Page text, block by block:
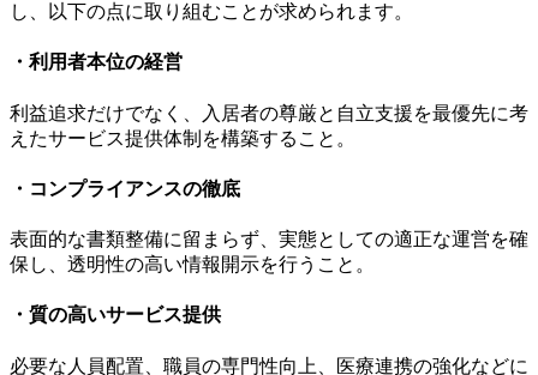
し、以下の点に取り組むことが求められます。
・利用者本位の経営
利益追求だけでなく、入居者の尊厳と自立支援を最優先に考
えたサービス提供体制を構築すること。
・コンプライアンスの徹底
表面的な書類整備に留まらず、実態としての適正な運営を確
保し、透明性の高い情報開示を行うこと。
・質の高いサービス提供
必要な人員配置、職員の専門性向上、医療連携の強化などに